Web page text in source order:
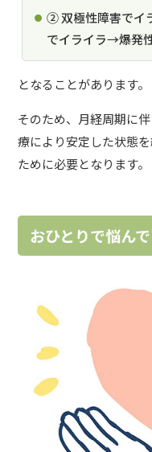
② 双極性障害でイ
でイライラ→爆発
となることがあります。
そのため、月経周期に
療により安定した状態
ために必要となります。
おひとりで悩ん